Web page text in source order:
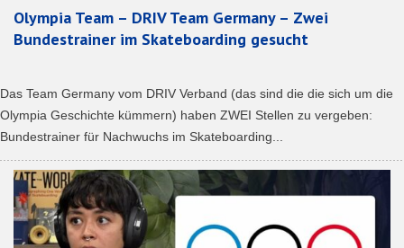
Olympia Team – DRIV Team Germany – Zwei
Bundestrainer im Skateboarding gesucht
Das Team Germany vom DRIV Verband (das sind die die sich um die
Olympia Geschichte kümmern) haben ZWEI Stellen zu vergeben:
Bundestrainer für Nachwuchs im Skateboarding...